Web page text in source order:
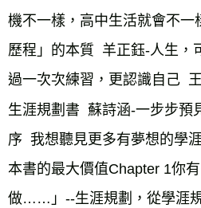
機不一樣，高中生活就會不一
歷程」的本質  羊正鈺-⼈⽣，
過一次次練習，更認識自己
生涯規劃書  蘇詩涵-一步步預
序  我想聽見更多有夢想的學
本書的最大價值Chapter 1你
做……」--生涯規劃，從學涯